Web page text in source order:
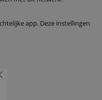
app. Deze instellingen